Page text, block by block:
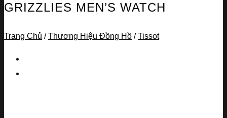
GRIZZLIES MEN’S WATCH
Trang Chủ / Thương Hiệu Đồng Hồ / Tissot